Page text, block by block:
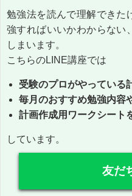
勉強法を読んで理解できた
強すればいいかわからない
しまいます。
こちらのLINE講座では
受験のプロがやっている
毎月のおすすめ勉強内容
計画作成用ワークシート
しています。
友だ